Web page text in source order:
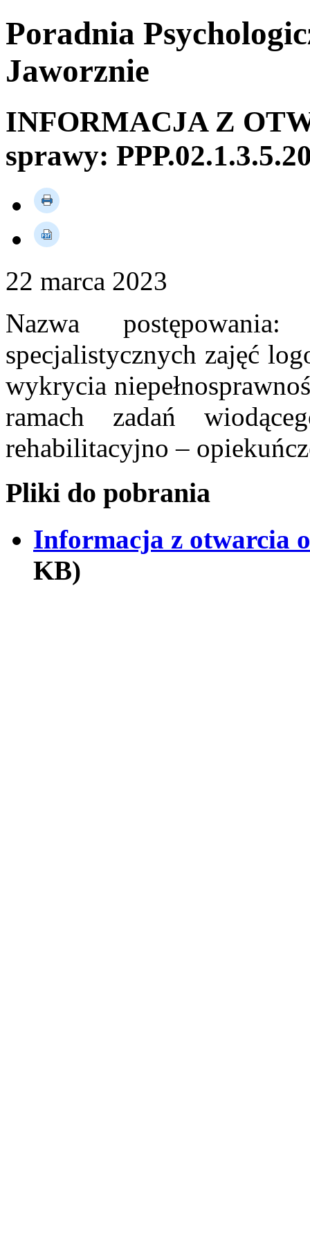
Poradnia
Jaworznie
INFORMACJA Z
sprawy:
22 marca 2023
Nazwa
specjalistycznych zajęć
wykrycia
ramach zadań
rehabilitacyjno –
Pliki do pobrania
Informacja z otwarcia
KB)